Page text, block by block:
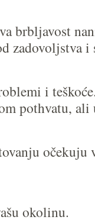
brbljavost
zadovoljstva i
i
pothvatu,
očekuju
okolinu.